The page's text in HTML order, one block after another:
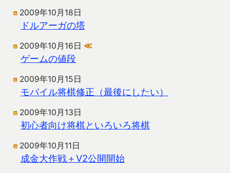
2009年10月18日
ドルアーガの塔
2009年10月16日 ≪
ゲームの値段
2009年10月15日
モバイル将棋修正（最後にしたい）
2009年10月13日
初心者向け将棋といろいろ将棋
2009年10月11日
成金大作戦＋V2公開開始